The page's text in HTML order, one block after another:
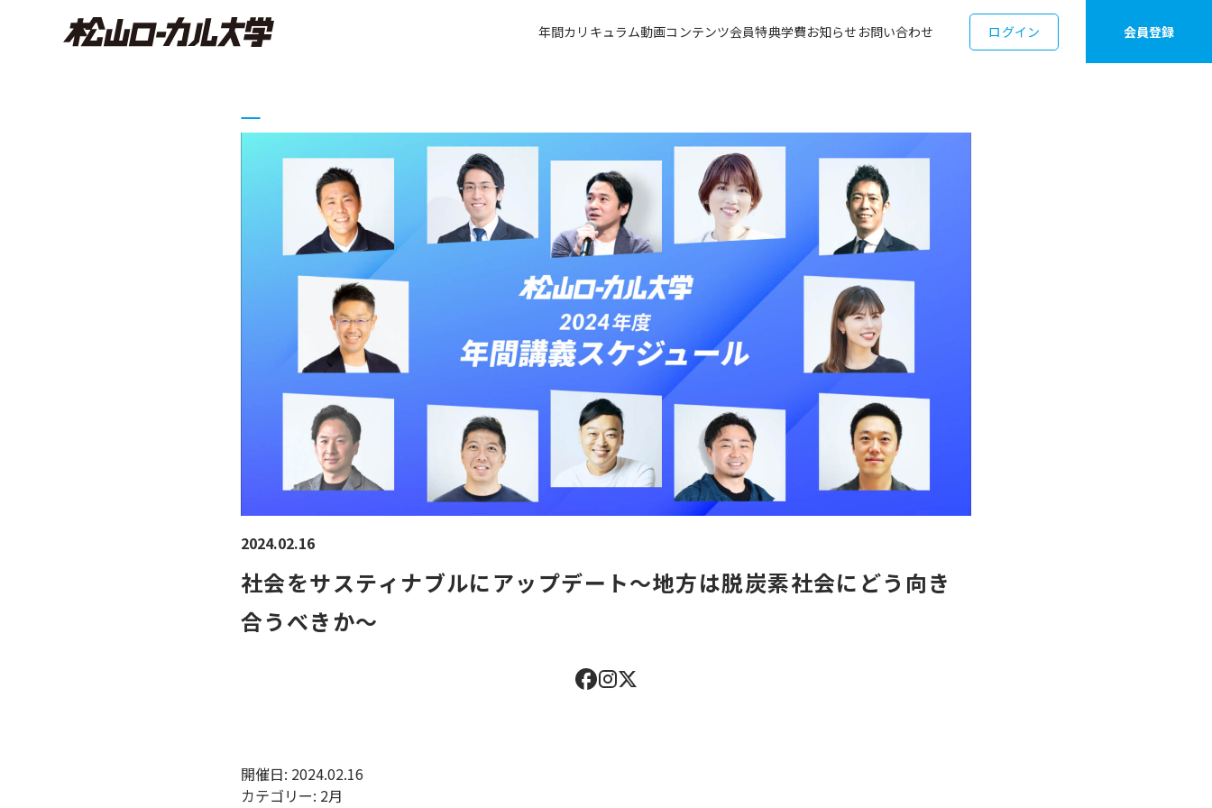
年間カリキュラム動画コンテンツ会員特典学費お知らせ お問い合わせ ログイン 会員登録
2024.02.16
社会をサスティナブルにアップデート～地方は脱炭素社会にどう向き
合うべきか～
開催日: 2024.02.16
カテゴリー: 2月